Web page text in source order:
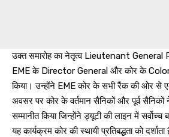
उक्त समारोह का नेतृत्व Lieutenant General
EME के Director General और कोर के
किया। उन्होंने EME कोर के सभी रैंक की ओर से
अवसर पर कोर के वर्तमान सैनिकों और पूर्व
सम्मानीत किया जिन्होंने ड्यूटी की लाइन में सर्वोच्च
यह कार्यक्रम कोर की स्थायी प्रतिबद्धता को